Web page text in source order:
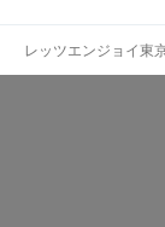
レッツエンジョイ東